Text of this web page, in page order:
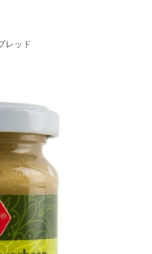
レッド